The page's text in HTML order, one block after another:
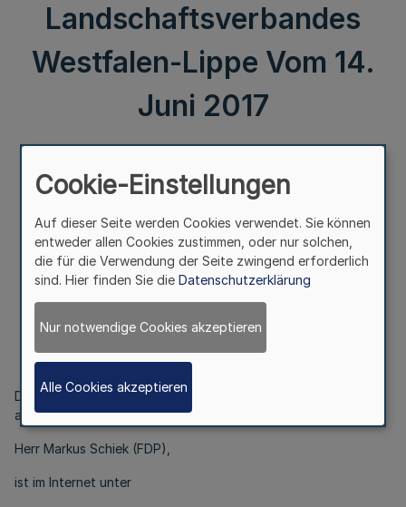
Landschaftsverbandes
Westfalen-Lippe Vom 14.
Juni 2017
14. Landschaftsversammlung Westfalen-Lippe
Feststellung eines Nachfolgers
des Landschaftsverbandes Westfalen-Lippe
Vom 14. Juni 2017
Die Nachfolge für das mit Ablauf des 29. Mai 2017
ausgeschiedene Mitglied der 14. Landschaftsversammlung,
Herr Markus Schiek (FDP),
ist im Internet unter
Cookie-Einstellungen
Auf dieser Seite werden Cookies verwendet. Sie können
entweder allen Cookies zustimmen, oder nur solchen,
die für die Verwendung der Seite zwingend erforderlich
sind. Hier finden Sie die Datenschutzerklärung
Nur notwendige Cookies akzeptieren
Alle Cookies akzeptieren